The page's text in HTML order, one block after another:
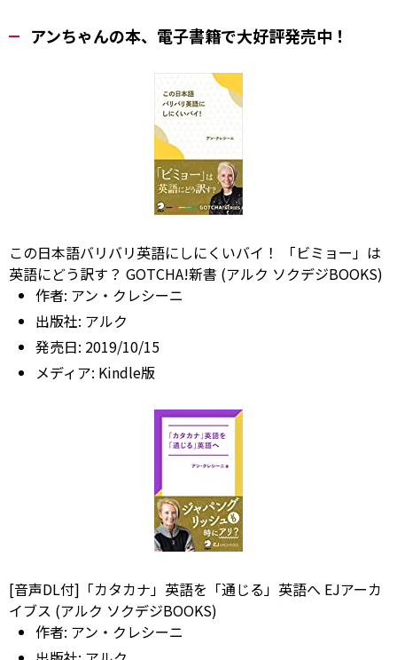
アンちゃんの本、電子書籍で大好評発売中！
この日本語バリバリ英語にしにくいバイ！ 「ビミョー」は
英語にどう訳す？ GOTCHA!新書 (アルク ソクデジBOOKS)
作者: アン・クレシーニ
出版社: アルク
発売日: 2019/10/15
メディア: Kindle版
[音声DL付]「カタカナ」英語を「通じる」英語へ EJアーカ
イブス (アルク ソクデジBOOKS)
作者: アン・クレシーニ